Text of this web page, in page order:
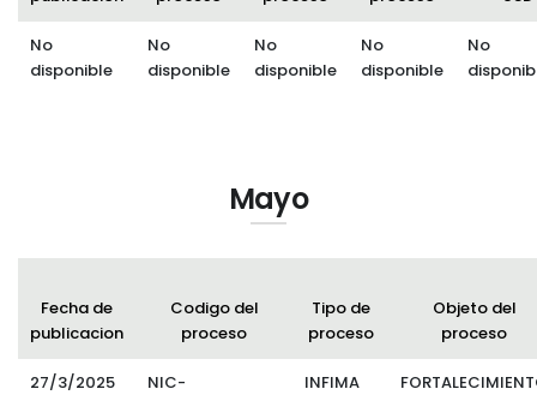
No
disponible
No
disponible
No
disponible
No
disponible
No
Mayo
Fecha de
publicacion
Codigo del
proceso
Tipo de
proceso
Objeto del
proceso
27/3/2025
NIC-
INFIMA